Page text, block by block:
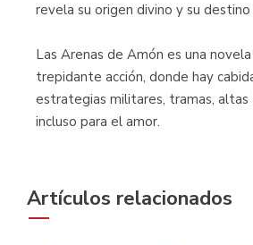
revela su origen divino y su
Las Arenas de Amón es una
trepidante acción, donde hay
estrategias militares, tramas, altas
incluso para el amor.
Artículos relacionados